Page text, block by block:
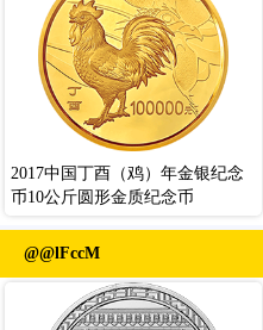
2017中国丁酉（鸡）年金银纪念
币10公斤圆形金质纪念币
@@lFccM